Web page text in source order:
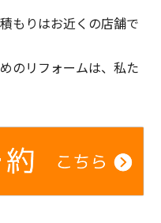
もりはお近くの店舗で
のリフォームは、私た